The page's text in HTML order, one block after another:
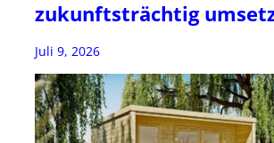
zukunftsträchtig
Juli 9, 2026